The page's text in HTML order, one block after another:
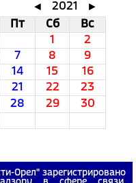
◄ 2021
►
Пт Сб
Вс
1
2
7 8
9
14 15
16
21 22
23
28 29
30
Орел" зарегистрировано